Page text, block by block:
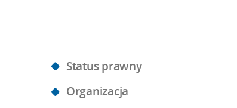
Status prawny
Organizacja